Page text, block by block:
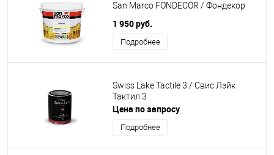
San Marco FONDECOR / Фондекор
1 950 руб.
Подробнее
Swiss Lake Tactile 3 / Свис Лэйк
Тактил 3
Цена по запросу
Подробнее